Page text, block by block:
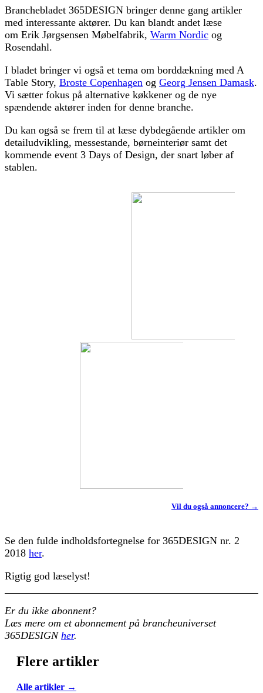
Branchebladet 365DESIGN bringer denne gang artikler
med interessante aktører. Du kan blandt andet læse
om Erik Jørgsensen Møbelfabrik, Warm Nordic og
Rosendahl.
I bladet bringer vi også et tema om borddækning med A
Table Story, Broste Copenhagen og Georg Jensen Damask.
Vi sætter fokus på alternative køkkener og de nye
spændende aktører inden for denne branche.
Du kan også se frem til at læse dybdegående artikler om
detailudvikling, messestande, børneinteriør samt det
kommende event 3 Days of Design, der snart løber af
stablen.
Vil du også annoncere? →
Se den fulde indholdsfortegnelse for 365DESIGN nr. 2
2018 her.
Rigtig god læselyst!
Er du ikke abonnent?
Læs mere om et abonnement på brancheuniverset
365DESIGN her.
Flere artikler
Alle artikler →